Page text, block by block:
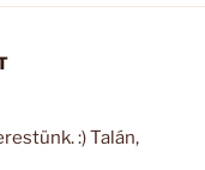
:) Talán,